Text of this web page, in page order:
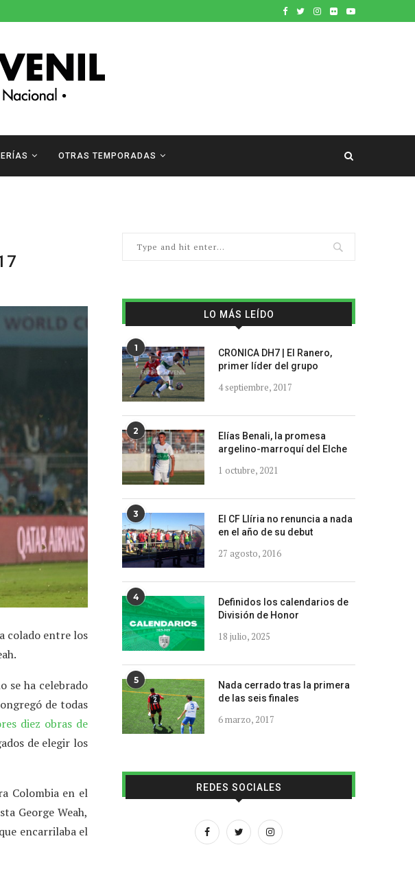
OTRAS TEMPORADAS
colado entre los
se ha celebrado
de todas
diez obras de
de elegir los
Colombia en el
George Weah,
encarrilaba el
LO MÁS LEÍDO
1
CRONICA DH7 | El Ranero,
primer líder del grupo
4 septiembre, 2017
2
Elías Benali, la promesa
argelino-marroquí del Elche
1 octubre, 2021
3
El CF Llíria no renuncia a nada
en el año de su debut
27 agosto, 2016
4
Definidos los calendarios de
División de Honor
18 julio, 2025
5
Nada cerrado tras la primera
de las seis finales
6 marzo, 2017
REDES SOCIALES